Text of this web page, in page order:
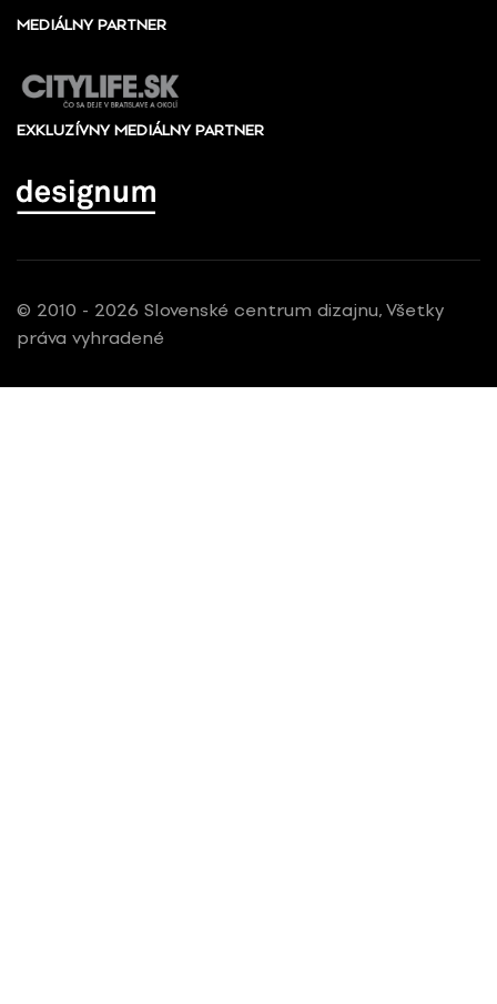
MEDIÁLNY PARTNER
EXKLUZÍVNY MEDIÁLNY PARTNER
© 2010 - 2026 Slovenské centrum dizajnu, Všetky
práva vyhradené